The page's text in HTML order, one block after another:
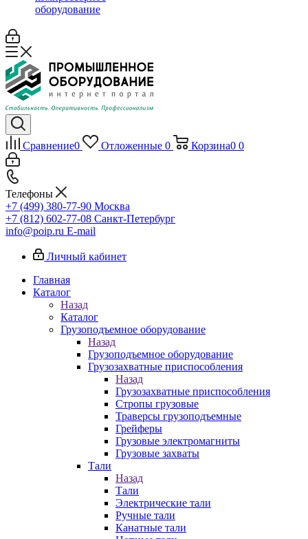
оборудование
Сравнение0 Отложенные 0 Корзина0 0
Телефоны
+7 (499) 380-77-90 Москва
+7 (812) 602-77-08 Санкт-Петербург
info@poip.ru E-mail
Личный кабинет
Главная
Каталог
Назад
Каталог
Грузоподъемное оборудование
Назад
Грузоподъемное оборудование
Грузозахватные приспособления
Назад
Грузозахватные приспособления
Стропы грузовые
Траверсы грузоподъемные
Грейферы
Грузовые электромагниты
Грузовые захваты
Тали
Назад
Тали
Электрические тали
Ручные тали
Канатные тали